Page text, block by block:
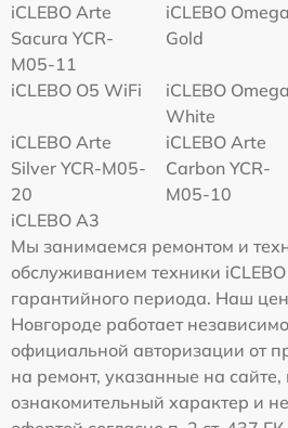
iCLEBO Arte
Sacura YCR-
M05-11
iCLEBO Omega
Gold
iCLEBO O5 WiFi
iCLEBO Omega
White
iCLEBO Arte
Silver YCR-M05-
20
iCLEBO Arte
Carbon YCR-
M05-10
iCLEBO A3
Мы занимаемся ремонтом и
обслуживанием техники
гарантийного периода. Наш
Новгороде работает
официальной авторизации от
на ремонт, указанные на сайте,
ознакомительный характер и